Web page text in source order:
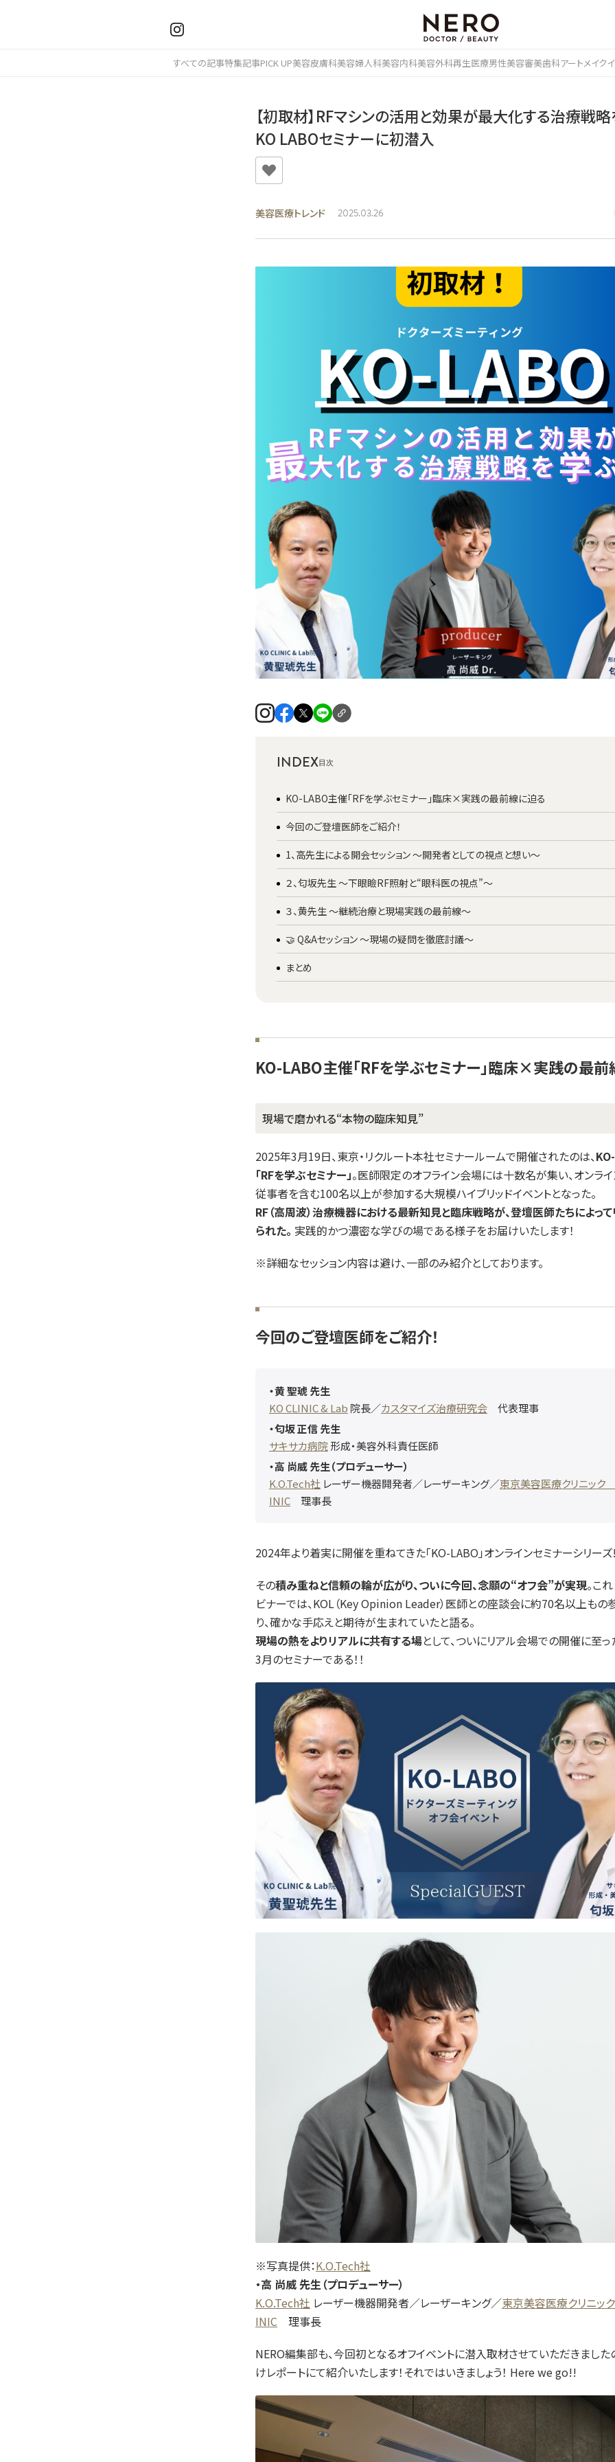
すべての記事特集記事PICK UP美容皮膚科美容婦人科美容内科美容外科再生医療男性美容審美歯科アートメイク
【初取材】RFマシンの活用と効果が最大化する治療戦略
KO LABOセミナーに初潜入
美容医療トレンド 2025.03.26
INDEX
KO-LABO主催「RFを学ぶセミナー」臨床×実践の最前線に迫る
今回のご登壇医師をご紹介！
1、高先生による開会セッション ～開発者としての視点と想い～
２、匂坂先生 ～下眼瞼RF照射と“眼科医の視点”～
３、黄先生 ～継続治療と現場実践の最前線～
🤝 Q&Aセッション ～現場の疑問を徹底討議～
まとめ
KO-LABO主催「RFを学ぶセミナー」臨床×実践の最前
現場で磨かれる“本物の臨床知見”
2025年3月19日、東京・リクルート本社セミナールームで開催されたのは、
「RFを学ぶセミナー」。医師限定のオフライン会場には十数名が集い、オンラ
従事者を含む100名以上が参加する大規模ハイブリッドイベントとなった。
RF（高周波）治療機器における最新知見と臨床戦略が、登壇医師たちによっ
られた。 実践的かつ濃密な学びの場である様子をお届けいたします！
※詳細なセッション内容は避け、一部のみ紹介としております。
今回のご登壇医師をご紹介！
・黄 聖琥 先生
KO CLINIC & Lab 院長／カスタマイズ治療研究会 代表理事
・匂坂 正信 先生
サキサカ病院形成・美容外科責任医師
・高 尚威 先生（プロデューサー）
K.O.Tech社 レーザー機器開発者／レーザーキング／東京美容医療クリニック
INIC 理事長
2024年より着実に開催を重ねてきた「KO-LABO」オンラインセミナーシリーズ!
その積み重ねと信頼の輪が広がり、ついに今回、念願の“オフ会”が実現。こ
ビナーでは、KOL（Key Opinion Leader）医師との座談会に約70名以上もの
り、確かな手応えと期待が生まれていたと語る。
現場の熱をよりリアルに共有する場として、ついにリアル会場での開催に至
3月のセミナーである！！
※写真提供：K.O.Tech社
・高 尚威 先生（プロデューサー）
K.O.Tech社 レーザー機器開発者／レーザーキング／東京美容医療クリニッ
INIC 理事長
NERO編集部も、今回初となるオフイベントに潜入取材させていただきました
けレポートにて紹介いたします！それではいきましょう！ Here we go!!